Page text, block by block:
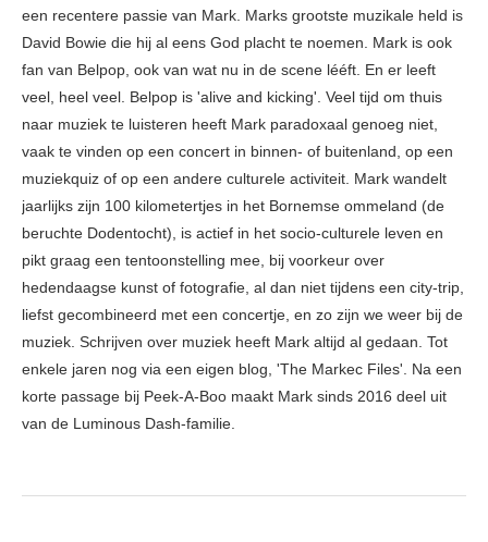
een recentere passie van Mark. Marks grootste muzikale held is
David Bowie die hij al eens God placht te noemen. Mark is ook
fan van Belpop, ook van wat nu in de scene lééft. En er leeft
veel, heel veel. Belpop is 'alive and kicking'. Veel tijd om thuis
naar muziek te luisteren heeft Mark paradoxaal genoeg niet,
vaak te vinden op een concert in binnen- of buitenland, op een
muziekquiz of op een andere culturele activiteit. Mark wandelt
jaarlijks zijn 100 kilometertjes in het Bornemse ommeland (de
beruchte Dodentocht), is actief in het socio-culturele leven en
pikt graag een tentoonstelling mee, bij voorkeur over
hedendaagse kunst of fotografie, al dan niet tijdens een city-trip,
liefst gecombineerd met een concertje, en zo zijn we weer bij de
muziek. Schrijven over muziek heeft Mark altijd al gedaan. Tot
enkele jaren nog via een eigen blog, 'The Markec Files'. Na een
korte passage bij Peek-A-Boo maakt Mark sinds 2016 deel uit
van de Luminous Dash-familie.